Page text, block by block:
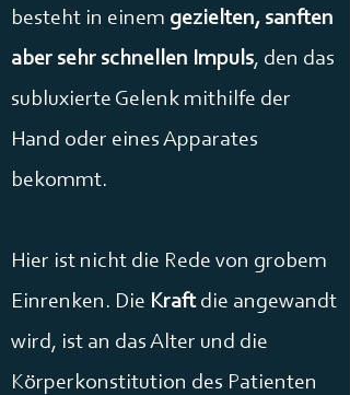
besteht in einem gezielten, sanften
aber sehr schnellen Impuls, den das
subluxierte Gelenk mithilfe der
Hand oder eines Apparates
bekommt.
Hier ist nicht die Rede von grobem
Einrenken. Die Kraftdie angewandt
wird, ist an das Alter und die
Körperkonstitution des Patienten